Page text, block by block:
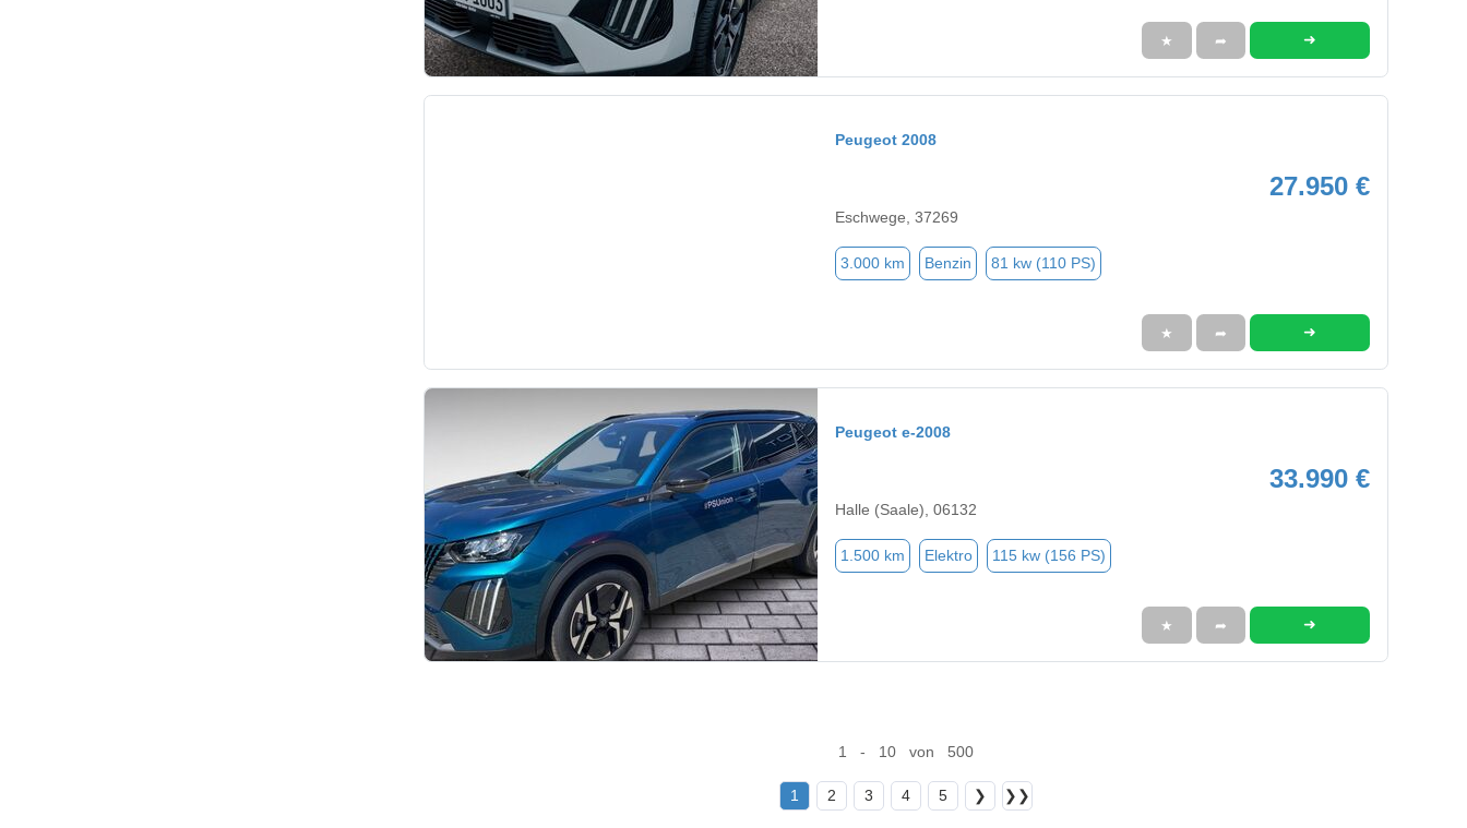
★ ➦ ➜
Peugeot 2008
27.950 €
Eschwege, 37269
3.000 km Benzin 81 kw (110 PS)
★ ➦ ➜
Peugeot e-2008
33.990 €
Halle (Saale), 06132
1.500 km Elektro 115 kw (156 PS)
★ ➦ ➜
1 - 10 von 500
1 2 3 4 5 ❯ ❯❯